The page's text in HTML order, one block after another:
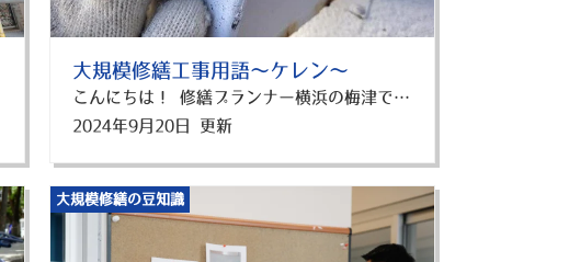
大規模修繕工事用語～ケレン～
こんにちは！ 修繕プランナー横浜の梅津です。 大規模修繕工事の見積書を見てみると、見慣れない単語がでてくることがあると思います。 今回は塗装工事の欄に書かれている「ケレン」についてご紹介します！ ケレン作業では何をするのか？ ケレン作業は、外壁塗装工事における下地処理のことです。 外壁や屋根の古い塗膜や、さび・汚れ、劣化した部分を除去します。 塗装をするときは、いきなり塗料を塗るのではなく下地処理をひと手間いれることが多いんですよ！ ケレンを行う目的 外壁塗装工事におけるケレンは、塗装を長いあいだ美しく保つために欠かせない作業です。 塗料の長寿命化、そして塗装の完成度に直結しています。 塗料を長持ちさせる ケレンによって外壁表面が処理されると、その表面は均一で微細な凹凸が生まれます。 これにより、塗料がしっかりと密着し、均一な仕上がりとなります。 密着性が高まることで、塗膜が外部の影響から守られ、耐久性が向上します。 したがって、ケレンは塗料の密着性を向上させ、外壁の長寿命化につながります。 正しくケレンが行われないと、古い塗膜や汚れが残ってしまいます。 新しい塗料が十分に密着せず、塗料の持ちが悪くなり、劣化が早まる可能性があります。 塗装の完成度 塗料がしっかりと密着した状態でないと、塗装の仕上がりは不均一になります。 また見た目の美しさが損なわれるだけでなく、不均一さが塗膜が剥がれなどの問題につながる可能性があります。 ケレンの種類 1種ケレン 1種ケレンは、主に公共の道路や橋などの公共物の補修において使用される工法の一つです。 これは、腐食やサビが著しく進行した建造物や構造物に対して行われる修復作業です。 一般的には、この種のケレンは一般住宅では行われることが少なく、鉄部や外壁が著しく劣化している場合には、一般に外壁の張り替えなどが行われます。 手法 ブラスト法が一般的に使用されます。 この工法では、機械を使用して研磨剤を塗面に吹き付け、古い塗膜を剥離しながら塗面に傷をつけ、新しい塗料が密着しやすくなるようにします。 この作業は大きな騒音や塗料の飛散などが伴うため、近隣への配慮が必要とされます。 費用 公共工事において採用される1種ケレンの相場は、1平方メートル当たり4,500円から6,000円程度とされています。 2種ケレン 2種ケレンは、1種ケレンと同様に全面の塗料をはがす作業を含みますが、その工法が異なります。 手作業が中心となるため、ブラスト工法に比べて作業効率が低い反面、低い相場価格が特徴です。 2種ケレンも、一般住宅ではあまり使われていません。 この工法は主に公共物のメンテナンスなどに使用されています。 工法の違い 1種ケレンがブラスト工法を使用するのに対し、2種ケレンでは電動工具と手作業によって行われます。 具体的には、電動工具を使って古い塗膜やサビを削り取る作業が主体となります。 相場価格 2種ケレンの相場価格は、1平方メートル当たり1,300円から2,200円程度とされています。 1種ケレンに比べて費用が低い傾向があります。 3種ケレン 3種ケレンは、一般住宅で最も一般的に行われるケレンの一つです。 外壁や屋根に行われます。 汚れのある塗膜のみ除去 3種ケレンでは、劣化していない塗膜である「活膜」を残しつつ、電動工具やワイヤーブラシを使用してサビや汚れのある塗膜を取り除きます。 これにより、外壁などの表面を美しく仕上げつつ、必要な部分だけを補修することが可能です。 使用範囲 3種ケレンは、サビが外壁の5～30％に限定された軽度な損傷に対して使用されることが一般的です。 これにより、全面的な塗り替えよりもコストを抑えながら適切な補修が行えます。 相場価格 1㎡当たりの相場価格としては、500円～1,200円程度になります。 30坪の家の施工面積を120㎡としますと、ケレンにかかる費用は、60,000円~144,000円程になります。 4種ケレン 4種ケレンは、外壁のサビが非常に軽度で、サビの割合が5％以下の場合に使用される補修工法です。 全体を塗り替える必要がない場合に採用されます。 手作業による進行 主に手作業で進められ、サンドペーパーやワイヤーブラシを使用して外壁のサビを取り除きます。 水ぶきなども行い、外壁を清掃し良好な状態を保ちます。 相場価格 4種ケレンの相場価格は、1平方メートル当たり200円から400円程度とされています。 他のケレンに比べて費用が低い傾向があります。 まとめ ケレン作業は、外壁塗装における重要な下地処理で、古い塗膜や汚れを除去して塗料の密着性を高めてくれます。 ケレンには4つの種類があり、外壁の劣化具合に応じて適切な方法を選ぶようにしましょう！ 特に3種ケレンは一般住宅でよく使われ、劣化部分のみを除去するためコストを抑えることができます。 横浜市でアパート・マンションの大規模修繕、外壁塗装、防水工事を検討している方は、是非この記事を参考にしてくださいね！ 修繕プランナー横浜では、横浜市でお客様にピッタリのプランを提案しています。 横浜市のアパート・マンションの大規模修繕、外壁塗装、防水工事は修繕プランナー横浜にお任せください！ 横浜市で大規模修繕・防水工事の事でお悩みなら 分かりやすく、相談しやすい！ 横浜市内に大規模修繕が気軽に相談できるショールームOPEN中！ ▼来店予約はこちら！
2024年9月20日 更新
大規模修繕の豆知識